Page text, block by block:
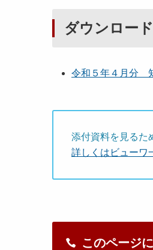
ダウンロード
令和５年４月分
添付資料を見るた
詳しくはビューワ
このページ